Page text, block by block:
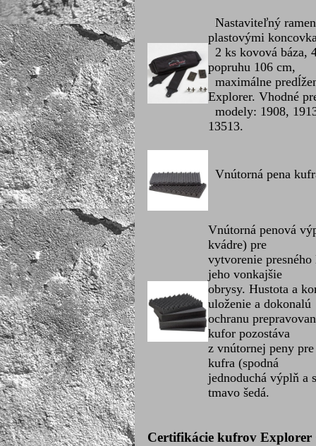
Nastaviteľný
plastovými
2 ks kovová báza,
popruhu 106 cm,
maximálne
Explorer. Vhodné
modely: 1908,
13513.
Vnútorná pena
Vnútorná penová
kvádre) pre
vytvorenie
jeho vonkajšie
obrysy. Hustota a
uloženie a dokonalú
ochranu
kufor pozostáva
z vnútornej peny
kufra (spodná
jednoduchá výplň a
tmavo šedá.
Certifikácie kufrov Explorer